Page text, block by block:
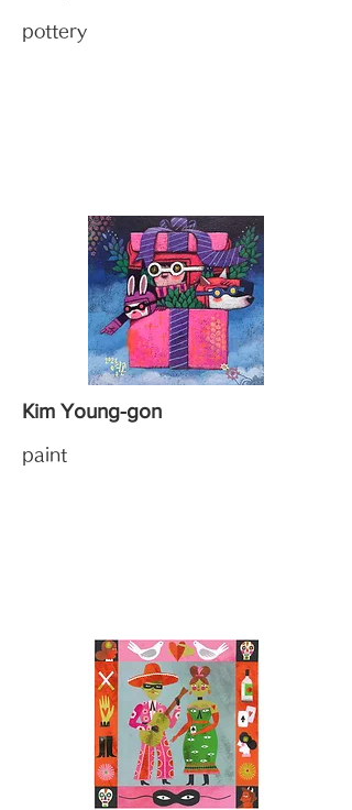
pottery
Kim Young-gon
paint